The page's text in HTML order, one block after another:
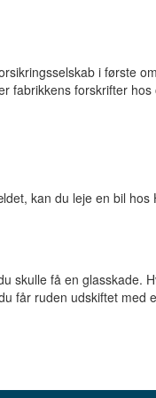
i første
fabrikkens forskrifter hos
kan du leje en bil hos
skulle få en glasskade.
får ruden udskiftet med